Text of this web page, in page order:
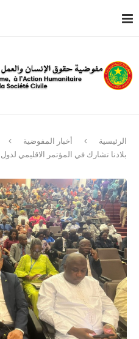
الرئيسية
أخبار المفوضية
بلادنا تشارك في المؤتمر الاقليمي